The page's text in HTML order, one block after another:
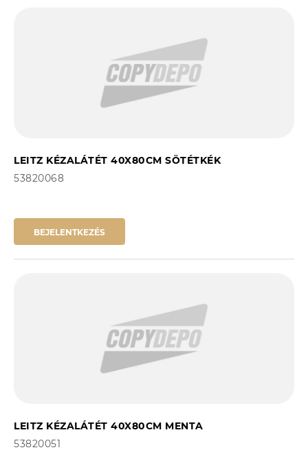
LEITZ KÉZALÁTÉT 40X80CM SÖTÉTKÉK
53820068
BEJELENTKEZÉS
LEITZ KÉZALÁTÉT 40X80CM MENTA
53820051